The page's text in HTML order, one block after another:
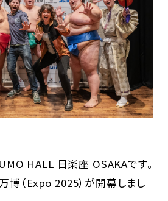
HALL 日楽座 OSAKAです。
博（Expo 2025）が開幕しまし